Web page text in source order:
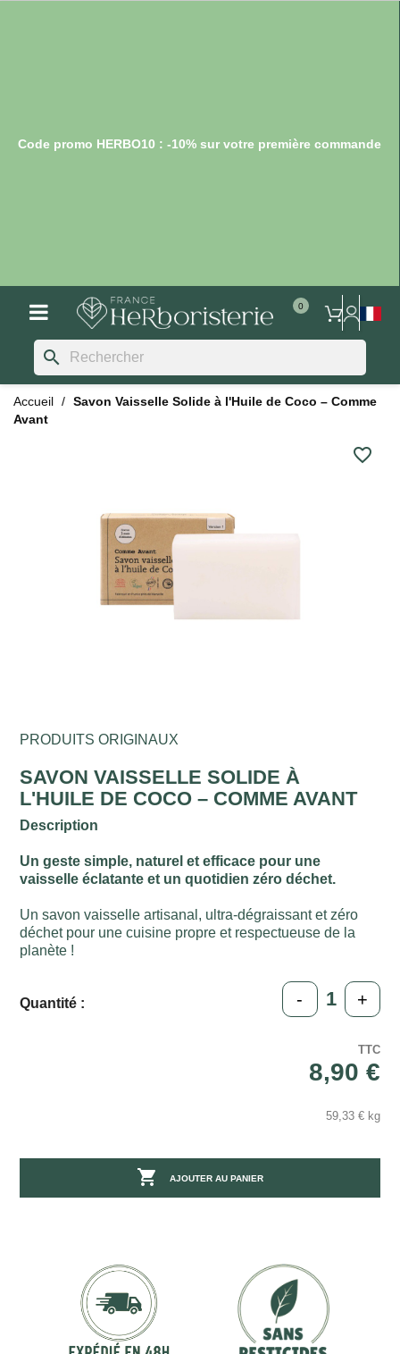
Code promo HERBO10 : -10% sur votre première commande
search
Accueil
Savon Vaisselle Solide à l'Huile de Coco – Comme
Avant
favorite_border
PRODUITS ORIGINAUX
SAVON VAISSELLE SOLIDE À
L'HUILE DE COCO – COMME AVANT
Description
Un geste simple, naturel et efficace pour une
vaisselle éclatante et un quotidien zéro déchet.
Un savon vaisselle artisanal, ultra-dégraissant et zéro
déchet pour une cuisine propre et respectueuse de la
planète !
Quantité : - +
TTC
8,90 €
59,33 € kg
 AJOUTER AU PANIER